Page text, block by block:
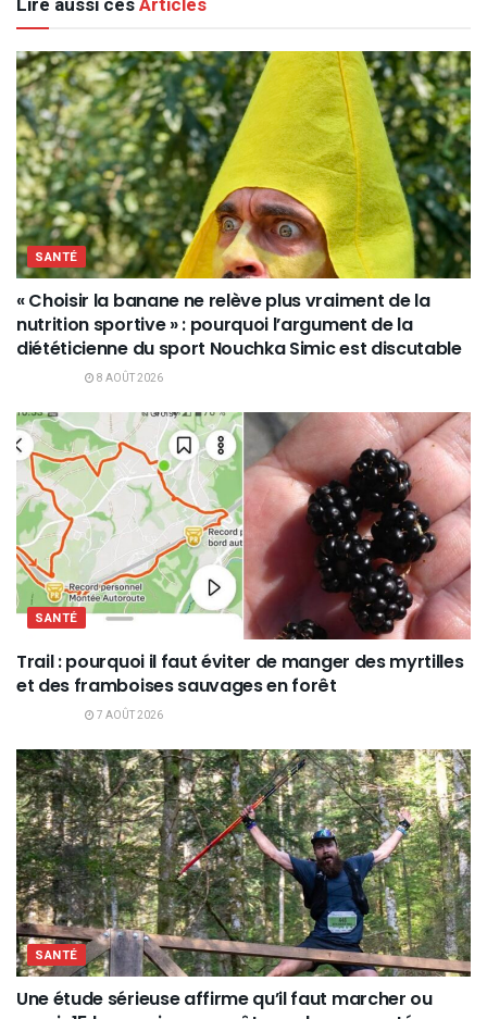
SANTÉ
« Choisir la banane ne relève plus vraiment de la
nutrition sportive » : pourquoi l’argument de la
diététicienne du sport Nouchka Simic est discutable
8 AOÛT 2026
SANTÉ
Trail : pourquoi il faut éviter de manger des myrtilles
et des framboises sauvages en forêt
7 AOÛT 2026
SANTÉ
Une étude sérieuse affirme qu’il faut marcher ou